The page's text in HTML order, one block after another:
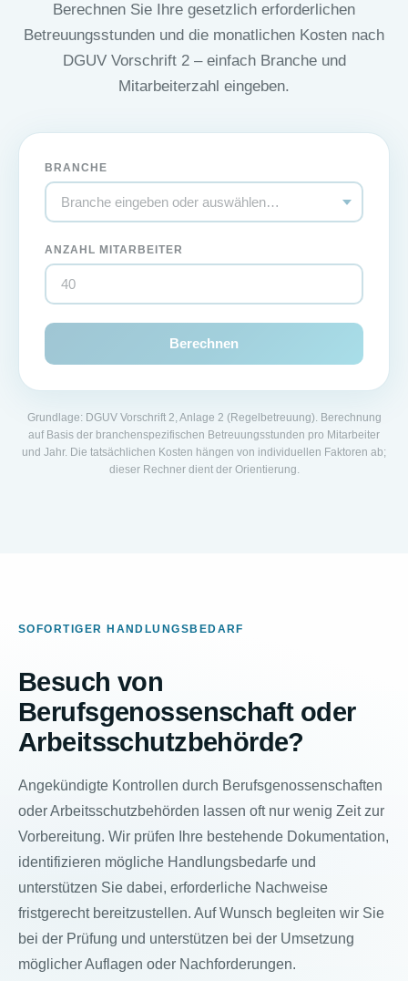
Berechnen Sie Ihre gesetzlich erforderlichen
Betreuungsstunden und die monatlichen Kosten nach
DGUV Vorschrift 2 – einfach Branche und
Mitarbeiterzahl eingeben.
BRANCHE
ANZAHL MITARBEITER
Berechnen
Grundlage: DGUV Vorschrift 2, Anlage 2 (Regelbetreuung). Berechnung
auf Basis der branchenspezifischen Betreuungsstunden pro Mitarbeiter
und Jahr. Die tatsächlichen Kosten hängen von individuellen Faktoren ab;
dieser Rechner dient der Orientierung.
SOFORTIGER HANDLUNGSBEDARF
Besuch von
Berufsgenossenschaft oder
Arbeitsschutzbehörde?
Angekündigte Kontrollen durch Berufsgenossenschaften
oder Arbeitsschutzbehörden lassen oft nur wenig Zeit zur
Vorbereitung. Wir prüfen Ihre bestehende Dokumentation,
identifizieren mögliche Handlungsbedarfe und
unterstützen Sie dabei, erforderliche Nachweise
fristgerecht bereitzustellen. Auf Wunsch begleiten wir Sie
bei der Prüfung und unterstützen bei der Umsetzung
möglicher Auflagen oder Nachforderungen.